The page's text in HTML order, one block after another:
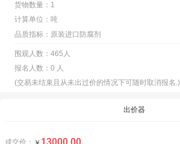
货物数量：1
计算单位：吨
品质指标：原装进口防腐剂
围观人数：465人
报名人数：0 人
(交易未结束且从未出过价的情况下可随时取消报名.)
出价器
成交价： 13000.00